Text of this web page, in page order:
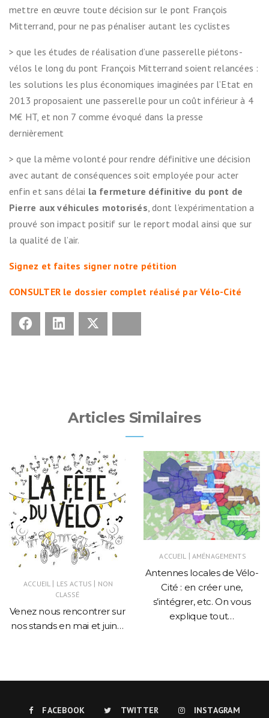
mettre en œuvre toute décision sur le pont François
Mitterrand, pour ne pas pénaliser autant les cyclistes
> que les études de réalisation d’une passerelle piétons-
vélos le long du pont François Mitterrand soient relancées :
les solutions les plus économiques imaginées par l’Etat en
2013 proposaient une passerelle pour un coût inférieur à 4
M€ HT, et non 7 comme évoqué dans la presse
dernièrement
> que la même volonté pour rendre définitive une décision
avec autant de conséquences soit employée pour acter
enfin et sans délai la fermeture définitive du pont de
Pierre aux véhicules motorisés , dont l’expérimentation a
prouvé son impact positif sur le report modal ainsi que sur
la qualité de l’air.
Signez et faites signer notre pétition
CONSULTER le dossier complet réalisé par Vélo-Cité
Facebook LinkedIn
Articles Similaires
ACCUEIL | LES ACTUS | NON
CLASSÉ
Venez nous rencontrer sur
nos stands en mai et juin…
ACCUEIL | AMÉNAGEMENTS
Antennes locales de Vélo-
Cité : en créer une,
s’intégrer, etc. On vous
explique tout…
FACEBOOK TWITTER INSTAGRAM